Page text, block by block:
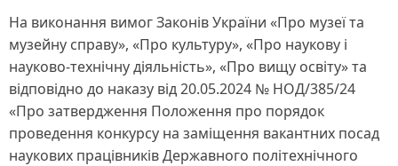
На виконання вимог Законів України «Про музеї та
музейну справу», «Про культуру», «Про наукову і
науково-технічну діяльність», «Про вищу освіту» та
відповідно до наказу від 20.05.2024 № НОД/385/24
«Про затвердження Положення про порядок
проведення конкурсу на заміщення вакантних посад
наукових працівників Державного політехнічного